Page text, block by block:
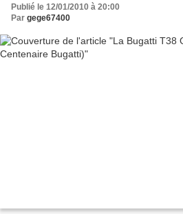
Publié le 12/01/2010 à 20:00
Par gege67400